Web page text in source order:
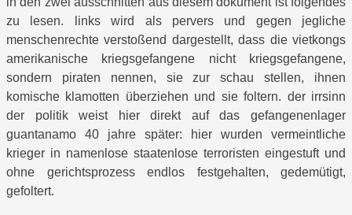
zu lesen. links wird als pervers und gegen jegliche
menschenrechte verstoßend dargestellt, dass die vietkongs
amerikanische kriegsgefangene nicht kriegsgefangene,
sondern piraten nennen, sie zur schau stellen, ihnen
komische klamotten überziehen und sie foltern. der irrsinn
der politik weist hier direkt auf das gefangenenlager
guantanamo 40 jahre später: hier wurden vermeintliche
krieger in namenlose staatenlose terroristen eingestuft und
ohne gerichtsprozess endlos festgehalten, gedemütigt,
gefoltert.